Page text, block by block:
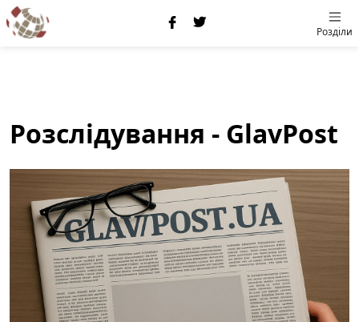
Розділи
Розслідування - GlavPost